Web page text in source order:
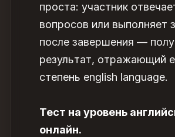
проста: участник
вопросов или выполняет
после завершения —
результат, отражающий
степень english language.
Тест на уровень
онлайн.